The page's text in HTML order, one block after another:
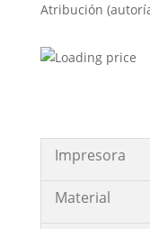
Atribución
Impresora
Material